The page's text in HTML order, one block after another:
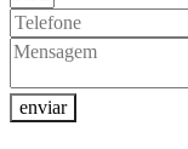
enviar